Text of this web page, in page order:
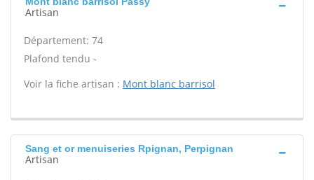
Artisan
Département: 74
Plafond tendu -
Voir la fiche artisan : Mont blanc barrisol
Sang et or menuiseries Rpignan, Perpignan
Artisan